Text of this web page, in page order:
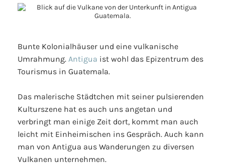
Bunte Kolonialhäuser und eine vulkanische
Umrahmung. Antigua ist wohl das Epizentrum des
Tourismus in Guatemala.
Das malerische Städtchen mit seiner pulsierenden
Kulturszene hat es auch uns angetan und
verbringt man einige Zeit dort, kommt man auch
leicht mit Einheimischen ins Gespräch. Auch kann
man von Antigua aus Wanderungen zu diversen
Vulkanen unternehmen.